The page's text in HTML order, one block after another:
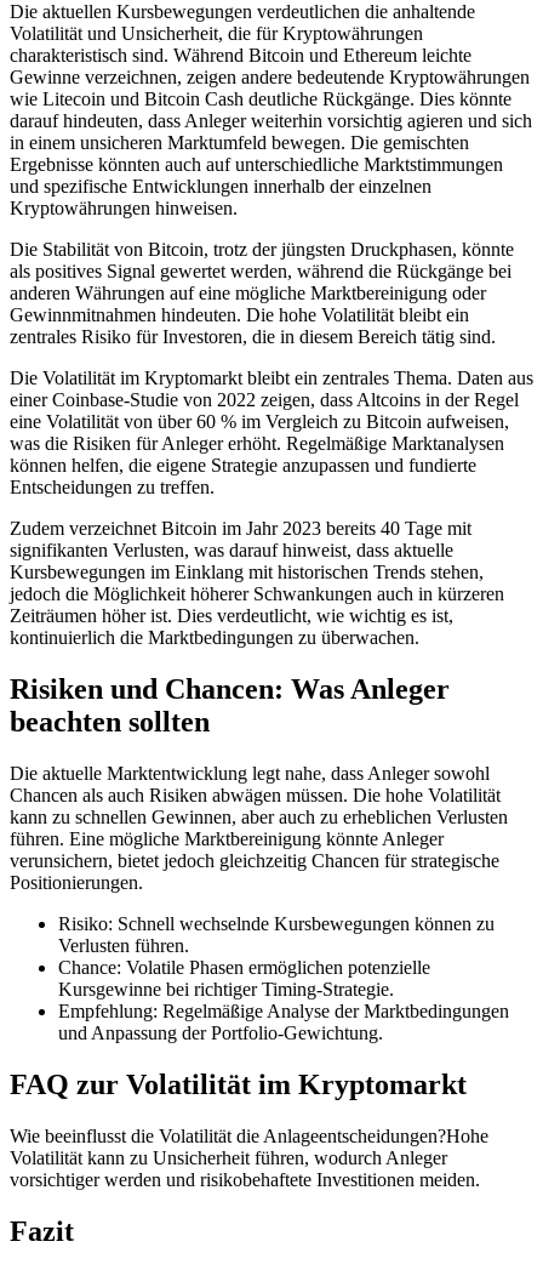
Die aktuellen Kursbewegungen verdeutlichen die anhaltende
Volatilität und Unsicherheit, die für Kryptowährungen
charakteristisch sind. Während Bitcoin und Ethereum leichte
Gewinne verzeichnen, zeigen andere bedeutende Kryptowährungen
wie Litecoin und Bitcoin Cash deutliche Rückgänge. Dies könnte
darauf hindeuten, dass Anleger weiterhin vorsichtig agieren und sich
in einem unsicheren Marktumfeld bewegen. Die gemischten
Ergebnisse könnten auch auf unterschiedliche Marktstimmungen
und spezifische Entwicklungen innerhalb der einzelnen
Kryptowährungen hinweisen.
Die Stabilität von Bitcoin, trotz der jüngsten Druckphasen, könnte
als positives Signal gewertet werden, während die Rückgänge bei
anderen Währungen auf eine mögliche Marktbereinigung oder
Gewinnmitnahmen hindeuten. Die hohe Volatilität bleibt ein
zentrales Risiko für Investoren, die in diesem Bereich tätig sind.
Die Volatilität im Kryptomarkt bleibt ein zentrales Thema. Daten aus
einer Coinbase-Studie von 2022 zeigen, dass Altcoins in der Regel
eine Volatilität von über 60 % im Vergleich zu Bitcoin aufweisen,
was die Risiken für Anleger erhöht. Regelmäßige Marktanalysen
können helfen, die eigene Strategie anzupassen und fundierte
Entscheidungen zu treffen.
Zudem verzeichnet Bitcoin im Jahr 2023 bereits 40 Tage mit
signifikanten Verlusten, was darauf hinweist, dass aktuelle
Kursbewegungen im Einklang mit historischen Trends stehen,
jedoch die Möglichkeit höherer Schwankungen auch in kürzeren
Zeiträumen höher ist. Dies verdeutlicht, wie wichtig es ist,
kontinuierlich die Marktbedingungen zu überwachen.
Risiken und Chancen: Was Anleger
beachten sollten
Die aktuelle Marktentwicklung legt nahe, dass Anleger sowohl
Chancen als auch Risiken abwägen müssen. Die hohe Volatilität
kann zu schnellen Gewinnen, aber auch zu erheblichen Verlusten
führen. Eine mögliche Marktbereinigung könnte Anleger
verunsichern, bietet jedoch gleichzeitig Chancen für strategische
Positionierungen.
Risiko: Schnell wechselnde Kursbewegungen können zu
Verlusten führen.
Chance: Volatile Phasen ermöglichen potenzielle
Kursgewinne bei richtiger Timing-Strategie.
Empfehlung: Regelmäßige Analyse der Marktbedingungen
und Anpassung der Portfolio-Gewichtung.
FAQ zur Volatilität im Kryptomarkt
Wie beeinflusst die Volatilität die Anlageentscheidungen?Hohe
Volatilität kann zu Unsicherheit führen, wodurch Anleger
vorsichtiger werden und risikobehaftete Investitionen meiden.
Fazit